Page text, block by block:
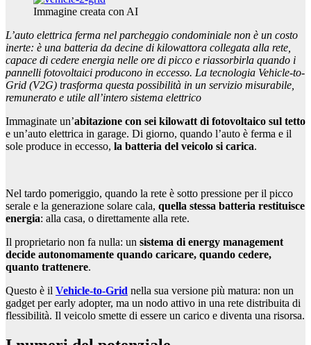
Immagine creata con AI
L’auto elettrica ferma nel parcheggio condominiale non è un costo
inerte: è una batteria da decine di kilowattora collegata alla rete,
capace di cedere energia nelle ore di picco e riassorbirla quando i
pannelli fotovoltaici producono in eccesso. La tecnologia Vehicle-to-
Grid (V2G) trasforma questa possibilità in un servizio misurabile,
remunerato e utile all’intero sistema elettrico
Immaginate un’abitazione con sei kilowatt di fotovoltaico sul tetto
e un’auto elettrica in garage. Di giorno, quando l’auto è ferma e il
sole produce in eccesso, la batteria del veicolo si carica.
Nel tardo pomeriggio, quando la rete è sotto pressione per il picco
serale e la generazione solare cala, quella stessa batteria restituisce
energia: alla casa, o direttamente alla rete.
Il proprietario non fa nulla: un sistema di energy management
decide autonomamente quando caricare, quando cedere,
quanto trattenere.
Questo è il Vehicle-to-Grid nella sua versione più matura: non un
gadget per early adopter, ma un nodo attivo in una rete distribuita di
flessibilità. Il veicolo smette di essere un carico e diventa una risorsa.